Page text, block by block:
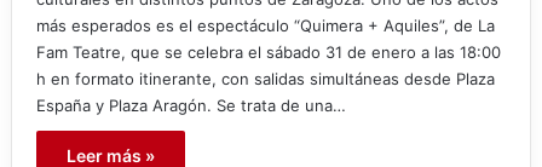
más esperados es el espectáculo “Quimera + Aquiles”, de La
Fam Teatre, que se celebra el sábado 31 de enero a las 18:00
h en formato itinerante, con salidas simultáneas desde Plaza
España y Plaza Aragón. Se trata de una…
Leer más »